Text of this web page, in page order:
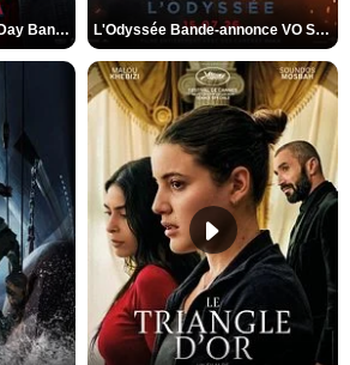
Spider-Man: Brand New Day Bande-annonce VO STFR L'Odyssée Bande-annonce VO STFR